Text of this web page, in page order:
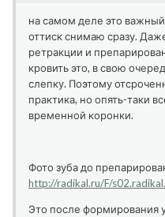
на самом деле это
оттиск снимаю сразу.
ретракции и
кровить это, в свою
слепку. Поэтому
практика, но опять-таки
временной коронки.
Фото зуба до
http://radikal.ru/F/
Это после формирования